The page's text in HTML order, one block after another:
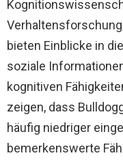
bieten Einblicke in
soziale
kognitiven
zeigen, dass
häufig niedriger
bemerkenswerte